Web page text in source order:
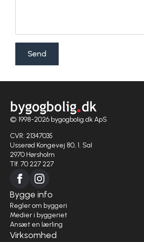
Send
© 1998-2026 bygogbolig.dk ApS
CVR: 21347035
Usserød Kongevej 80, 1. Sal
2970 Hørsholm
Tlf. 70 227 227
Bygge info
Regler om byggeri
Medier i byggeriet
Ansæt en lærling
Virksomhed